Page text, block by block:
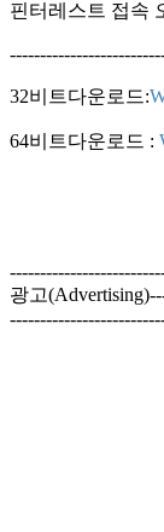
핀터레스트 접속
32비트다운로드:
64비트다운로드 :
광고